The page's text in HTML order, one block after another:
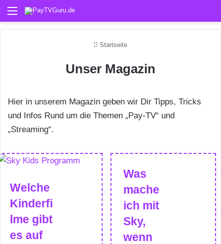
Menü
Startseite
Unser Magazin
Hier in unserem Magazin geben wir Dir Tipps, Tricks
und Infos Rund um die Themen „Pay-TV“ und
„Streaming“.
Welche
Kinderfi
lme gibt
es auf
Was
mache
ich mit
Sky,
wenn